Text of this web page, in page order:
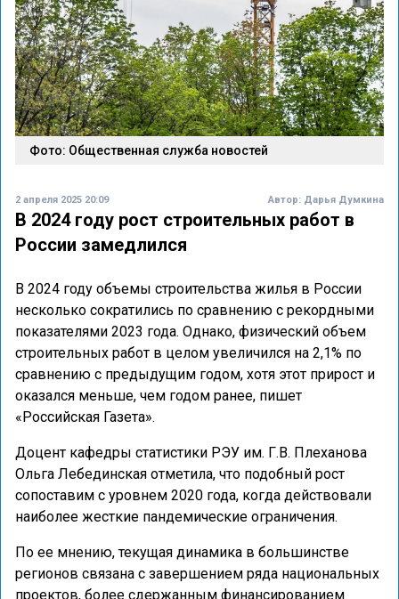
Фото: Общественная служба новостей
2 апреля 2025 20:09 Автор: Дарья Думкина
В 2024 году рост строительных работ в
России замедлился
В 2024 году объемы строительства жилья в России
несколько сократились по сравнению с рекордными
показателями 2023 года. Однако, физический объем
строительных работ в целом увеличился на 2,1% по
сравнению с предыдущим годом, хотя этот прирост и
оказался меньше, чем годом ранее, пишет
«Российская Газета».
Доцент кафедры статистики РЭУ им. Г.В. Плеханова
Ольга Лебединская отметила, что подобный рост
сопоставим с уровнем 2020 года, когда действовали
наиболее жесткие пандемические ограничения.
По ее мнению, текущая динамика в большинстве
регионов связана с завершением ряда национальных
проектов, более сдержанным финансированием